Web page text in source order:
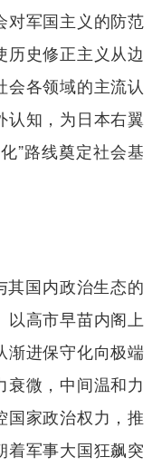
对军国主义的防范
历史修正主义从边
各领域的主流认
认知，为日本右翼
”路线奠定社会基
其国内政治生态的
以高市早苗内阁上
渐进保守化向极端
衰微，中间温和力
国家政治权力，推
着军事大国狂飙突